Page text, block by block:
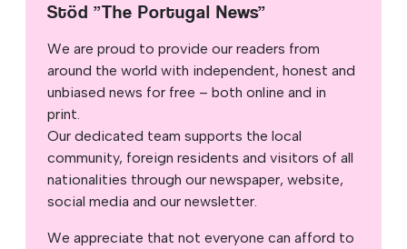
Stöd ”The Portugal News”
We are proud to provide our readers from
around the world with independent, honest and
unbiased news for free – both online and in
print.
Our dedicated team supports the local
community, foreign residents and visitors of all
nationalities through our newspaper, website,
social media and our newsletter.
We appreciate that not everyone can afford to